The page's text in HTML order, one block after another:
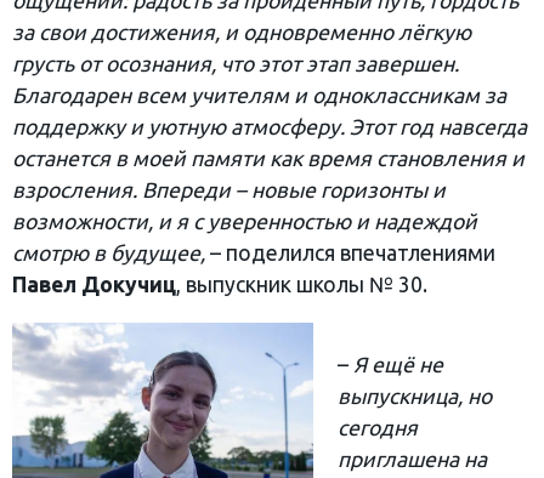
за свои достижения, и одновременно лёгкую
грусть от осознания, что этот этап завершен.
Благодарен всем учителям и одноклассникам за
поддержку и уютную атмосферу. Этот год навсегда
останется в моей памяти как время становления и
взросления. Впереди – новые горизонты и
возможности, и я с уверенностью и надеждой
смотрю в будущее, – поделился впечатлениями
Павел Докучиц, выпускник школы № 30.
– Я ещё не
выпускница, но
сегодня
приглашена на